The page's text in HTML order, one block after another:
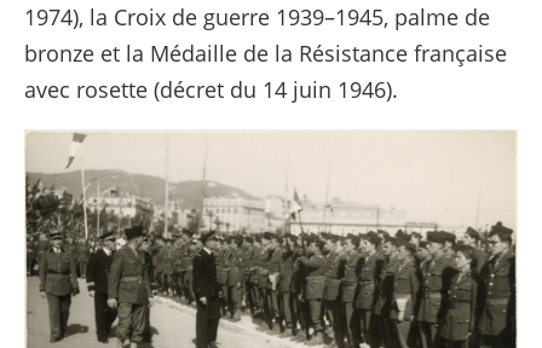
1974), la Croix de guerre 1939–1945, palme de
bronze et la Médaille de la Résistance française
avec rosette (décret du 14 juin 1946).